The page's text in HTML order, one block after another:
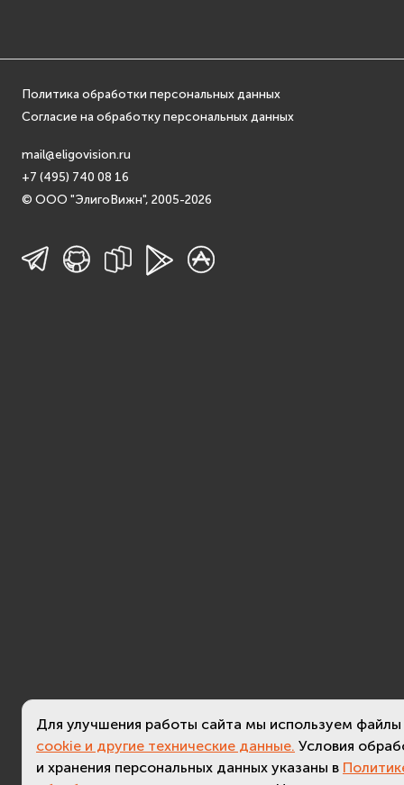
Политика обработки персональных данных
Согласие на обработку персональных данных
mail@eligovision.ru
+7 (495) 740 08 16
© ООО "ЭлигоВижн", 2005-2026
Для улучшения работы сайта мы используем файлы
cookie и другие технические данные. Условия
и хранения персональных данных указаны в